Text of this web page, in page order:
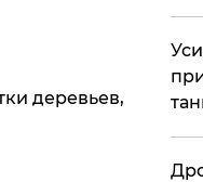
деревьев,